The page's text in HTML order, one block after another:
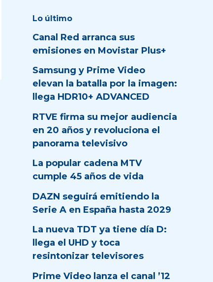
Lo último
Canal Red arranca sus
emisiones en Movistar Plus+
Samsung y Prime Video
elevan la batalla por la imagen:
llega HDR10+ ADVANCED
RTVE firma su mejor audiencia
en 20 años y revoluciona el
panorama televisivo
La popular cadena MTV
cumple 45 años de vida
DAZN seguirá emitiendo la
Serie A en España hasta 2029
La nueva TDT ya tiene día D:
llega el UHD y toca
resintonizar televisores
Prime Video lanza el canal ’12